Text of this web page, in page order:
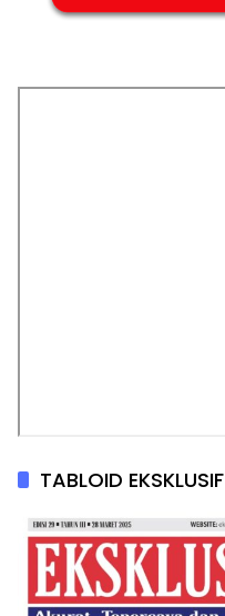
TABLOID EKSKLUSIF